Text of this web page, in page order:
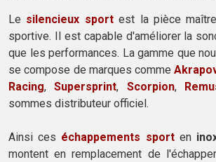
Le silencieux sportest la pièce
sportive. Il est capable d'améliorer la
que les performances. La gamme que
se compose de marques comme
Racing,Supersprint, Scorpion,
sommes distributeur officiel.
Ainsi ces échappements sporten
montent en remplacement de